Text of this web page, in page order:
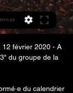
12 février 2020 - A
du groupe de la
du calendrier